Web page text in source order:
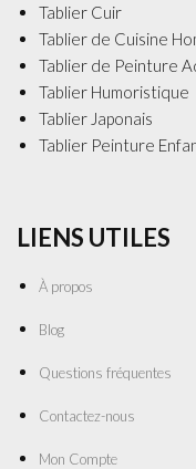
Tablier Cuir
Tablier de Cuisine
Tablier de Peinture
Tablier Humoristique
Tablier Japonais
Tablier Peinture
LIENS UTILES
À propos
Blog
Questions fréquentes
Contactez-nous
Mon Compte